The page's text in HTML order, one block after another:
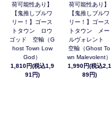
荷可能性あり】
【鬼推しブルワ
リー！】ゴース
トタウン ロウ
ゴッド 空輸（G
host Town Low
God）
1,810円(税込1,9
91円)
荷可能性あり】
【鬼推しブルワ
リー！】ゴース
トタウン メー
ルヴォレント
空輸（Ghost To
wn Malevolent）
1,990円(税込2,1
89円)